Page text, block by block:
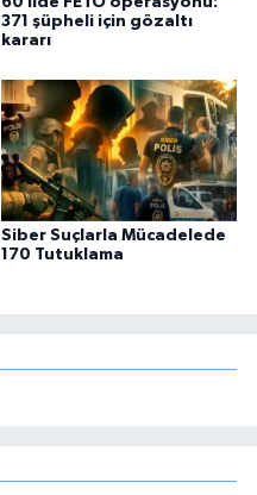
371 şüpheli için gözaltı
kararı
Siber Suçlarla Mücadelede
170 Tutuklama